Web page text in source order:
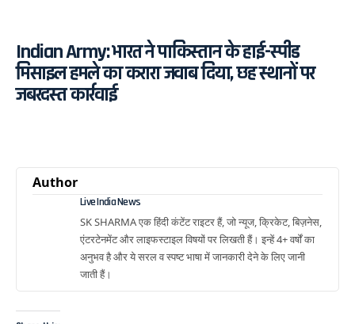
Indian Army: भारत ने पाकिस्तान के हाई-स्पीड
मिसाइल हमले का करारा जवाब दिया, छह स्थानों पर
जबरदस्त कार्रवाई
Author
Live India News
SK SHARMA एक हिंदी कंटेंट राइटर हैं, जो न्यूज, क्रिकेट, बिज़नेस,
एंटरटेनमेंट और लाइफस्टाइल विषयों पर लिखती हैं। इन्हें 4+ वर्षों का
अनुभव है और ये सरल व स्पष्ट भाषा में जानकारी देने के लिए जानी
जाती हैं।